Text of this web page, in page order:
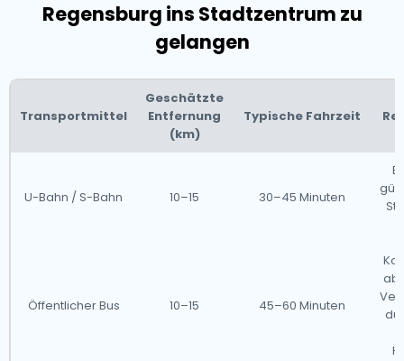
Regensburg ins Stadtzentrum zu
gelangen
Transportmittel
Geschätzte
Entfernung
(km)
Typische Fahrzeit
U-Bahn / S-Bahn 10–15 30–45 Minuten
Öffentlicher Bus 10–15 45–60 Minuten